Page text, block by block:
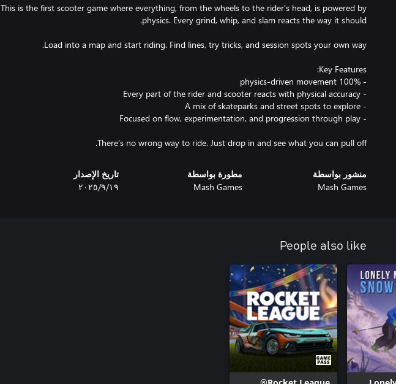
This is the first scooter game where everything, from the wheels to the rider’s head, is powered by
There’s no wrong way to ride. Just drop in and see what you can pull off.
منشور بواسطة
Mash Games
مطورة بواسطة
Mash Games
تاريخ الإصدار
١٩‏/٩‏/٢٠٢٥
People also like